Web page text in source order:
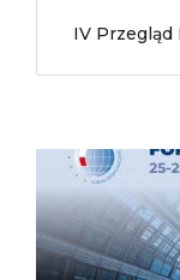
IV